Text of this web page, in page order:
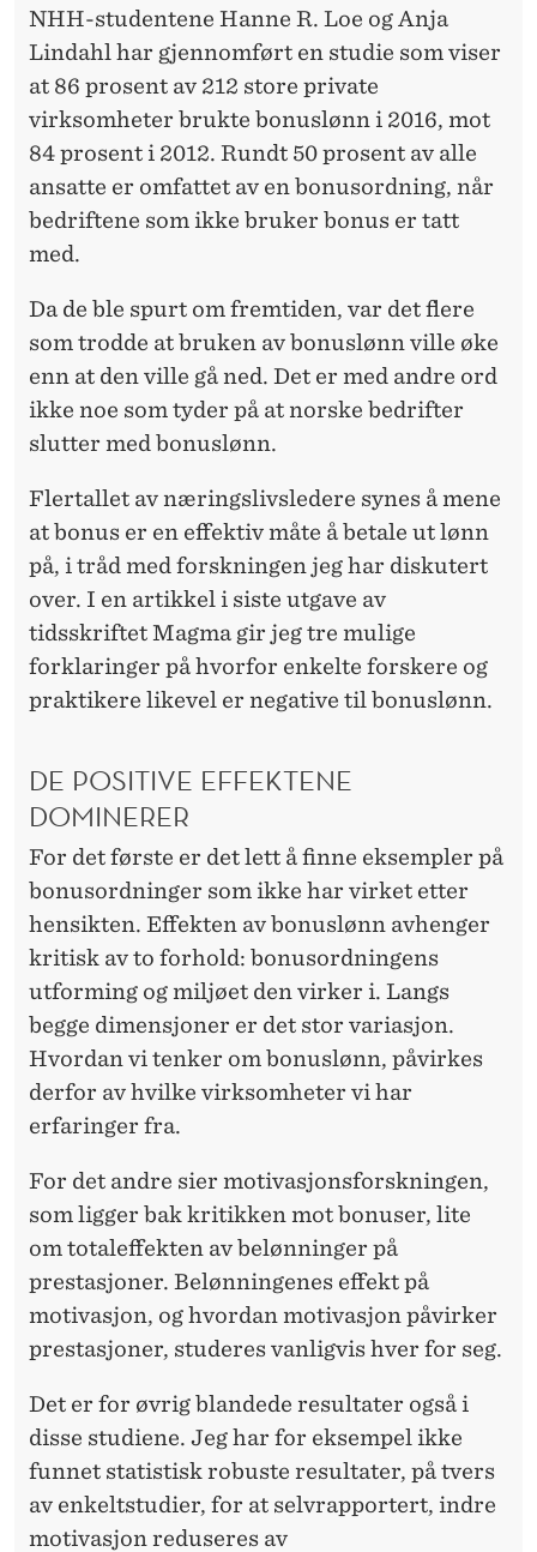
NHH-studentene Hanne R. Loe og Anja
Lindahl har gjennomført en studie som viser
at 86 prosent av 212 store private
virksomheter brukte bonuslønn i 2016, mot
84 prosent i 2012. Rundt 50 prosent av alle
ansatte er omfattet av en bonusordning, når
bedriftene som ikke bruker bonus er tatt
med.
Da de ble spurt om fremtiden, var det flere
som trodde at bruken av bonuslønn ville øke
enn at den ville gå ned. Det er med andre ord
ikke noe som tyder på at norske bedrifter
slutter med bonuslønn.
Flertallet av næringslivsledere synes å mene
at bonus er en effektiv måte å betale ut lønn
på, i tråd med forskningen jeg har diskutert
over. I en artikkel i siste utgave av
tidsskriftet Magma gir jeg tre mulige
forklaringer på hvorfor enkelte forskere og
praktikere likevel er negative til bonuslønn.
DE POSITIVE EFFEKTENE
DOMINERER
For det første er det lett å finne eksempler på
bonusordninger som ikke har virket etter
hensikten. Effekten av bonuslønn avhenger
kritisk av to forhold: bonusordningens
utforming og miljøet den virker i. Langs
begge dimensjoner er det stor variasjon.
Hvordan vi tenker om bonuslønn, påvirkes
derfor av hvilke virksomheter vi har
erfaringer fra.
For det andre sier motivasjonsforskningen,
som ligger bak kritikken mot bonuser, lite
om totaleffekten av belønninger på
prestasjoner. Belønningenes effekt på
motivasjon, og hvordan motivasjon påvirker
prestasjoner, studeres vanligvis hver for seg.
Det er for øvrig blandede resultater også i
disse studiene. Jeg har for eksempel ikke
funnet statistisk robuste resultater, på tvers
av enkeltstudier, for at selvrapportert, indre
motivasjon reduseres av